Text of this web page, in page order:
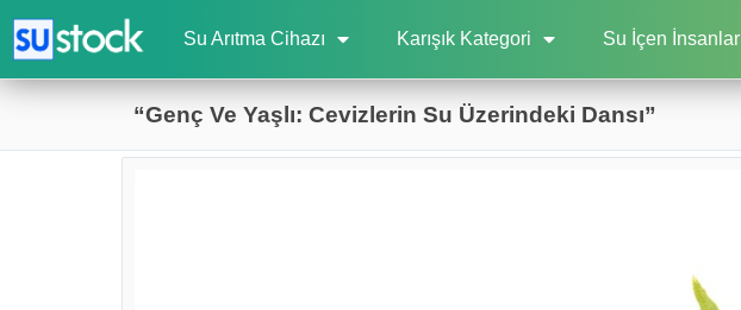
Su Arıtma Cihazı Karışık Kategori Su İçen İnsanlar
“Genç Ve Yaşlı: Cevizlerin Su Üzerindeki Dansı”